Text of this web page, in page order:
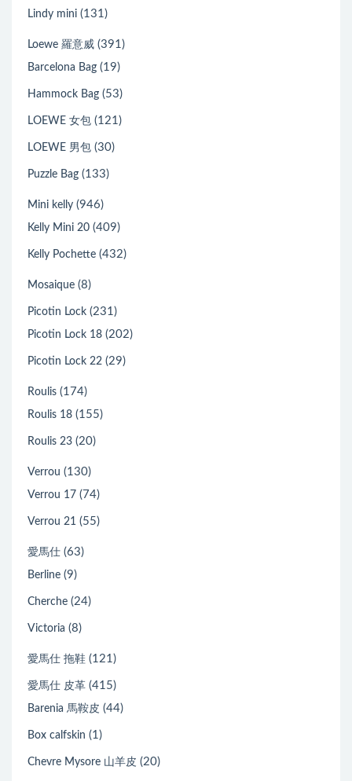
Lindy mini (131)
Loewe 羅意威 (391)
Barcelona Bag (19)
Hammock Bag (53)
LOEWE 女包 (121)
LOEWE 男包 (30)
Puzzle Bag (133)
Mini kelly (946)
Kelly Mini 20 (409)
Kelly Pochette (432)
Mosaique (8)
Picotin Lock (231)
Picotin Lock 18 (202)
Picotin Lock 22 (29)
Roulis (174)
Roulis 18 (155)
Roulis 23 (20)
Verrou (130)
Verrou 17 (74)
Verrou 21 (55)
愛馬仕 (63)
Berline (9)
Cherche (24)
Victoria (8)
愛馬仕 拖鞋 (121)
愛馬仕 皮革 (415)
Barenia 馬鞍皮 (44)
Box calfskin (1)
Chevre Mysore 山羊皮 (20)